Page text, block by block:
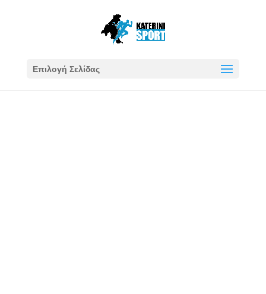
Επιλογή Σελίδας